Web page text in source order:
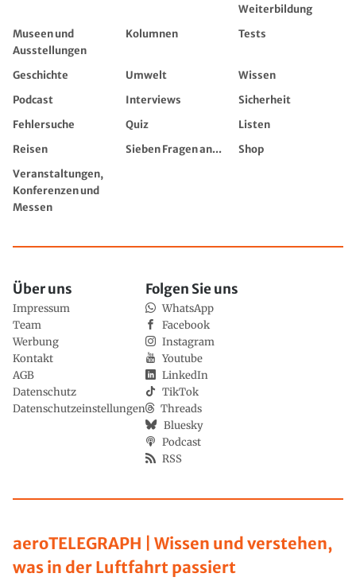
Weiterbildung
Museen und
Ausstellungen
Kolumnen Tests
Geschichte Umwelt
Wissen
Podcast
Interviews
Sicherheit
Fehlersuche
Quiz
Listen
Reisen
Sieben Fragen an...
Shop
Veranstaltungen,
Konferenzen und
Messen
aeroTELEGRAPH | Wissen und verstehen,
was in der Luftfahrt passiert
Über uns
Impressum
Team
Werbung
Kontakt
AGB
Datenschutz
Datenschutzeinstellungen
Folgen Sie uns
WhatsApp
Facebook
Instagram
Youtube
LinkedIn
TikTok
Threads
Bluesky
Podcast
RSS